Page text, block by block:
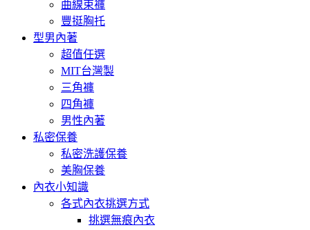
曲線束褲
豐挺胸托
型男內著
超值任選
MIT台灣製
三角褲
四角褲
男性內著
私密保養
私密洗護保養
美胸保養
內衣小知識
各式內衣挑選方式
挑選無痕內衣